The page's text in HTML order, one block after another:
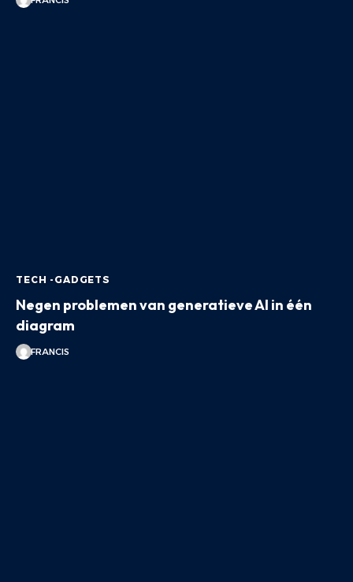
TECH -GADGETS
Negen problemen van generatieve AI in één
diagram
FRANCIS